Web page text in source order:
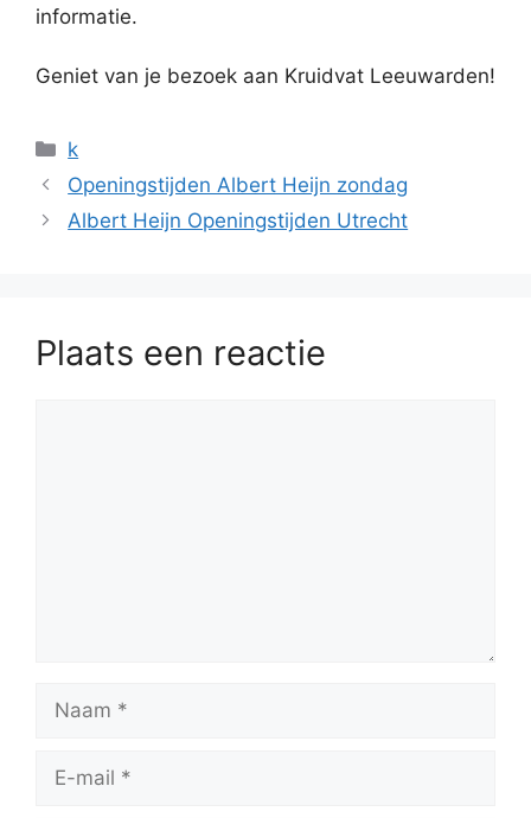
informatie.
Geniet van je bezoek aan Kruidvat Leeuwarden!
Categorieën
k
Openingstijden Albert Heijn zondag
Albert Heijn Openingstijden Utrecht
Plaats een reactie
Naam